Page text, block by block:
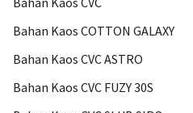
Bahan Kaos COTTON GALAXY
Bahan Kaos CVC ASTRO
Bahan Kaos CVC FUZY 30S